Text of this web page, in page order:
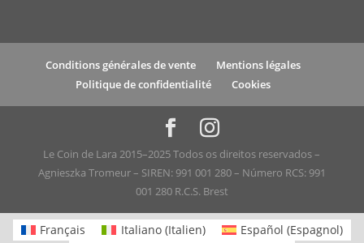
Conditions générales de vente
Mentions légales
Politique de confidentialité
Cookies
Le Coin de Lara 2015–2025 Todos os direitos reservados –
Agnieszka Tromeur – SIREN: 991 001 280 – Número RCS: 991
001 280 R.C.S. Brest
Français Italiano(Italien) Español (Espagnol)